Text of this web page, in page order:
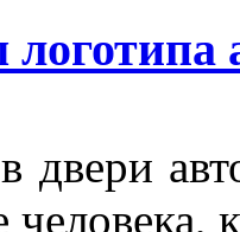
двери
человека,